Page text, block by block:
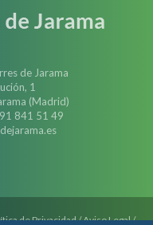
de Jarama
1
(Madrid)
841 51 49
de Privacidad/Aviso Legal/